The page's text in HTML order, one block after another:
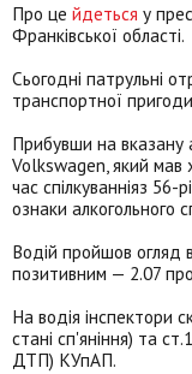
Про це йдеться у
Франківської області.
Сьогодні патрульні
транспортної
Прибувши на вказану
Volkswagen, який
час спілкуванніяз 56-
ознаки алкогольного
Водій пройшов огляд
позитивним — 2.07
На водія інспектори
стані сп'яніння) та
ДТП) КУпАП.